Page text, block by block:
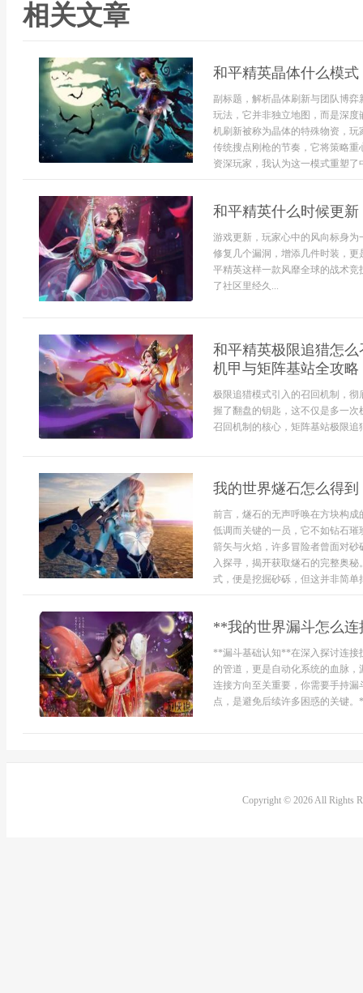
相关文章
和平精英晶体什么模
副标题，解析晶体刷新与团队博
玩法，它并非独立地图，而是深
机刷新被称为晶体的特殊物资，
传统搜点刚枪的节奏，它将策略
资深玩家，我认为这一模式重塑了
和平精英什么时候更
游戏更新，玩家心中的风向标身
修复几个漏洞，增添几件时装，
平精英这样一款风靡全球的战术
了社区里经久...
和平精英极限追猎怎
机甲与矩阵基站全攻略
极限追猎模式引入的召回机制，
握了翻盘的钥匙，这不仅是多一
召回机制的核心，矩阵基站极限
我的世界燧石怎么得
前言，燧石的无声呼唤在方块构
低调而关键的一员，它不如钻石
箭矢与火焰，许多冒险者曾面对
入探寻，揭开获取燧石的完整奥
式，便是挖掘砂砾，但这并非简单
**我的世界漏斗怎么
**漏斗基础认知**在深入探讨连接
的管道，更是自动化系统的血脉
连接方向至关重要，你需要手持
点，是避免后续许多困惑的关键
Copyright © 2026 All Rights